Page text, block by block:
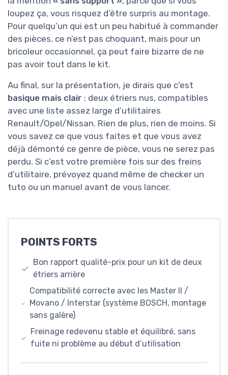
loupez ça, vous risquez d’être surpris au montage.
Pour quelqu’un qui est un peu habitué à commander
des pièces, ce n’est pas choquant, mais pour un
bricoleur occasionnel, ça peut faire bizarre de ne
pas avoir tout dans le kit.
Au final, sur la présentation, je dirais que c’est
basique mais clair : deux étriers nus, compatibles
avec une liste assez large d’utilitaires
Renault/Opel/Nissan. Rien de plus, rien de moins. Si
vous savez ce que vous faites et que vous avez
déjà démonté ce genre de pièce, vous ne serez pas
perdu. Si c’est votre première fois sur des freins
d’utilitaire, prévoyez quand même de checker un
tuto ou un manuel avant de vous lancer.
POINTS FORTS
Bon rapport qualité-prix pour un kit de deux
étriers arrière
Compatibilité correcte avec les Master II /
Movano / Interstar (système BOSCH, montage
sans galère)
Freinage redevenu stable et équilibré, sans
fuite ni problème au début d’utilisation